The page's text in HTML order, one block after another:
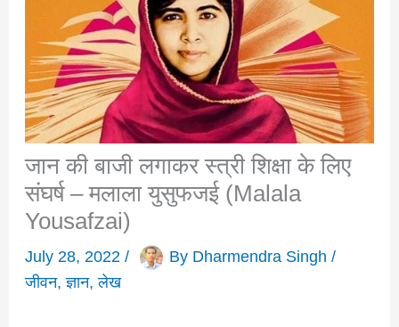
जान की बाजी लगाकर स्त्री शिक्षा के लिए
संघर्ष – मलाला युसुफजई (Malala
Yousafzai)
July 28, 2022 / By Dharmendra Singh /
जीवन,ज्ञान,लेख